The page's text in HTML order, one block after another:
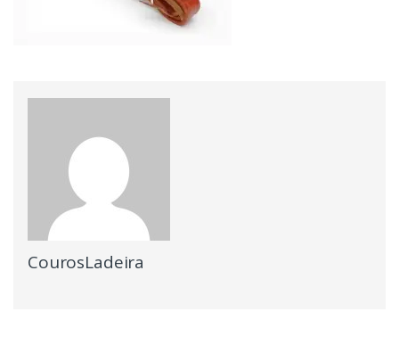
CourosLadeira